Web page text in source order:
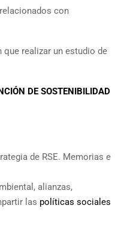
con
que realizar un estudio de
DE SOSTENIBILIDAD
de RSE. Memorias e
alianzas,
las políticas sociales